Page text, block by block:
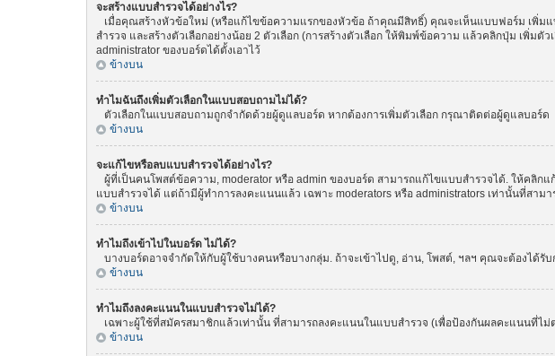
จะสร้างแบบสำรวจได้อย่างไร?
เมื่อคุณสร้างหัวข้อใหม่ (หรือแก้ไขข้อความแรกของหัวข้อ ถ้าคุณมีสิทธิ์) คุณจะเห็นแบบฟอร์ม เพิ่
สำรวจ และสร้างตัวเลือกอย่างน้อย 2 ตัวเลือก (การสร้างตัวเลือก ให้พิมพ์ข้อความ แล้วคลิกปุ่ม เพิ่ม
administrator ของบอร์ดได้ตั้งเอาไว้
ข้างบน
ทำไมฉันถึงเพิ่มตัวเลือกในแบบสอบถามไม่ได้?
ตัวเลือกในแบบสอบถามถูกจำกัดด้วยผู้ดูแลบอร์ด หากต้องการเพิ่มตัวเลือก กรุณาติดต่อผู้ดูแลบอร์ด
ข้างบน
จะแก้ไขหรือลบแบบสำรวจได้อย่างไร?
ผู้ที่เป็นคนโพสต์ข้อความ, moderator หรือ admin ของบอร์ด สามารถแก้ไขแบบสำรวจได้. ให้คลิ
แบบสำรวจได้ แต่ถ้ามีผู้ทำการลงคะแนนแล้ว เฉพาะ moderators หรือ administrators เท่านั้นที่สา
ข้างบน
ทำไมถึงเข้าไปในบอร์ด ไม่ได้?
บางบอร์ดอาจจำกัดให้กับผู้ใช้บางคนหรือบางกลุ่ม. ถ้าจะเข้าไปดู, อ่าน, โพสต์, ฯลฯ คุณจะต้องได้
ข้างบน
ทำไมถึงลงคะแนนในแบบสำรวจไม่ได้?
เฉพาะผู้ใช้ที่สมัครสมาชิกแล้วเท่านั้น ที่สามารถลงคะแนนในแบบสำรวจ (เพื่อป้องกันผลคะแนนที่
ข้างบน